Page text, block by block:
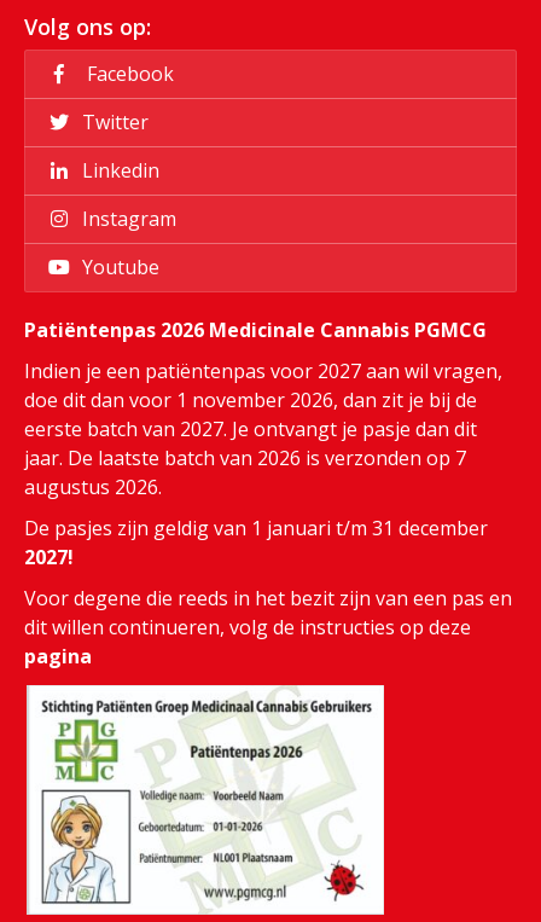
Volg ons op:
Facebook
Twitter
Linkedin
Instagram
Youtube
Patiëntenpas 2026 Medicinale Cannabis PGMCG
Indien je een patiëntenpas voor 2027 aan wil vragen,
doe dit dan voor 1 november 2026, dan zit je bij de
eerste batch van 2027. Je ontvangt je pasje dan dit
jaar. De laatste batch van 2026 is verzonden op 7
augustus 2026.
De pasjes zijn geldig van 1 januari t/m 31 december
2027!
Voor degene die reeds in het bezit zijn van een pas en
dit willen continueren, volg de instructies op deze
pagina